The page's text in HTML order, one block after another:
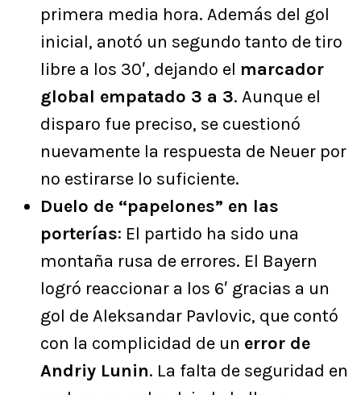
primera media hora. Además del gol
inicial, anotó un segundo tanto de tiro
libre a los 30′, dejando el marcador
global empatado 3 a 3. Aunque el
disparo fue preciso, se cuestionó
nuevamente la respuesta de Neuer por
no estirarse lo suficiente.
Duelo de “papelones” en las
porterías: El partido ha sido una
montaña rusa de errores. El Bayern
logró reaccionar a los 6′ gracias a un
gol de Aleksandar Pavlovic, que contó
con la complicidad de un error de
Andriy Lunin. La falta de seguridad en